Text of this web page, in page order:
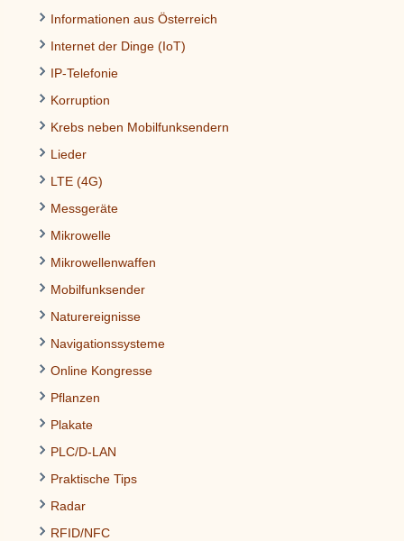
Informationen aus Österreich
Internet der Dinge (IoT)
IP-Telefonie
Korruption
Krebs neben Mobilfunksendern
Lieder
LTE (4G)
Messgeräte
Mikrowelle
Mikrowellenwaffen
Mobilfunksender
Naturereignisse
Navigationssysteme
Online Kongresse
Pflanzen
Plakate
PLC/D-LAN
Praktische Tips
Radar
RFID/NFC